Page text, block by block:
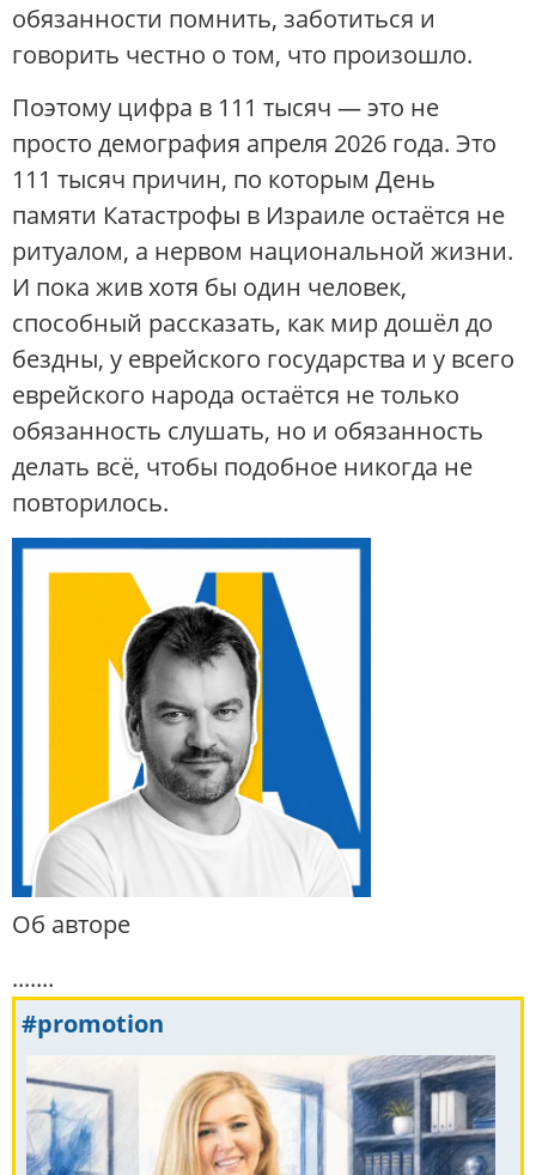
обязанности помнить, заботиться и
говорить честно о том, что произошло.
Поэтому цифра в 111 тысяч — это не
просто демография апреля 2026 года. Это
111 тысяч причин, по которым День
памяти Катастрофы в Израиле остаётся не
ритуалом, а нервом национальной жизни.
И пока жив хотя бы один человек,
способный рассказать, как мир дошёл до
бездны, у еврейского государства и у всего
еврейского народа остаётся не только
обязанность слушать, но и обязанность
делать всё, чтобы подобное никогда не
повторилось.
Об авторе
.......
#promotion